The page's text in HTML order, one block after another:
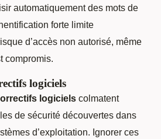
automatiquement des mots de
forte limite
d’accès non autorisé, même
compromis.
logiciels
logiciels colmatent
de sécurité découvertes dans
d’exploitation. Ignorer ces